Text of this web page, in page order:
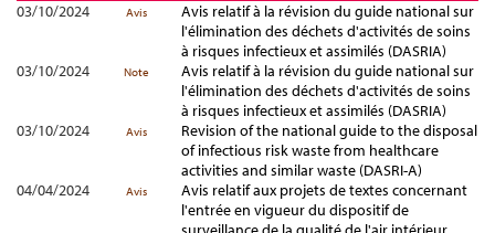
03/10/2024
Avis
Avis relatif à la révision du guide national sur
l'élimination des déchets d'activités de soins
à risques infectieux et assimilés (DASRIA)
03/10/2024
Note
Avis relatif à la révision du guide national sur
l'élimination des déchets d'activités de soins
à risques infectieux et assimilés (DASRIA)
03/10/2024
Avis
Revision of the national guide to the disposal
of infectious risk waste from healthcare
activities and similar waste (DASRI-A)
04/04/2024
Avis
Avis relatif aux projets de textes concernant
l'entrée en vigueur du dispositif de